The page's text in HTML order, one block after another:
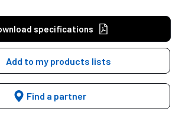
specifications
Add to my products lists
Find a partner